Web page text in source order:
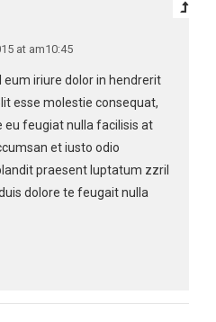
at am10:45
eum iriure dolor in hendrerit
esse molestie consequat,
eu feugiat nulla facilisis at
et iusto odio
praesent luptatum zzril
dolore te feugait nulla